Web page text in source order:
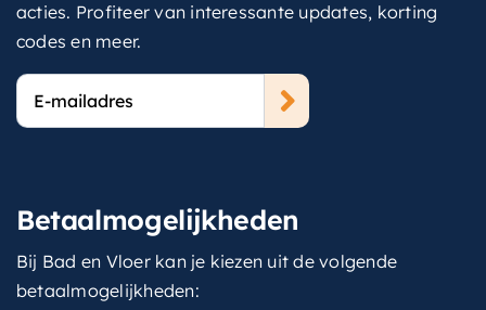
acties. Profiteer van interessante updates, korting
codes en meer.
E-
mailadres
Betaalmogelijkheden
Bij Bad en Vloer kan je kiezen uit de volgende
betaalmogelijkheden: